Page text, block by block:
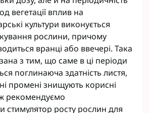
вегетації вплив на
культури виконується
рослини, причому
вранці або ввечері. Така
з тим, що саме в ці періоди
поглинаюча здатність листя,
промені знищують корисні
рекомендуємо
стимулятор росту рослин для